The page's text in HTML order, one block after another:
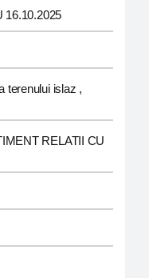
16.10.2025
terenului islaz ,
RELATII CU